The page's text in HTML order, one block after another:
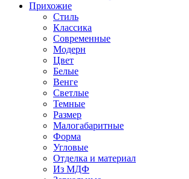
Прихожие
Стиль
Классика
Современные
Модерн
Цвет
Белые
Венге
Светлые
Темные
Размер
Малогабаритные
Форма
Угловые
Отделка и материал
Из МДФ